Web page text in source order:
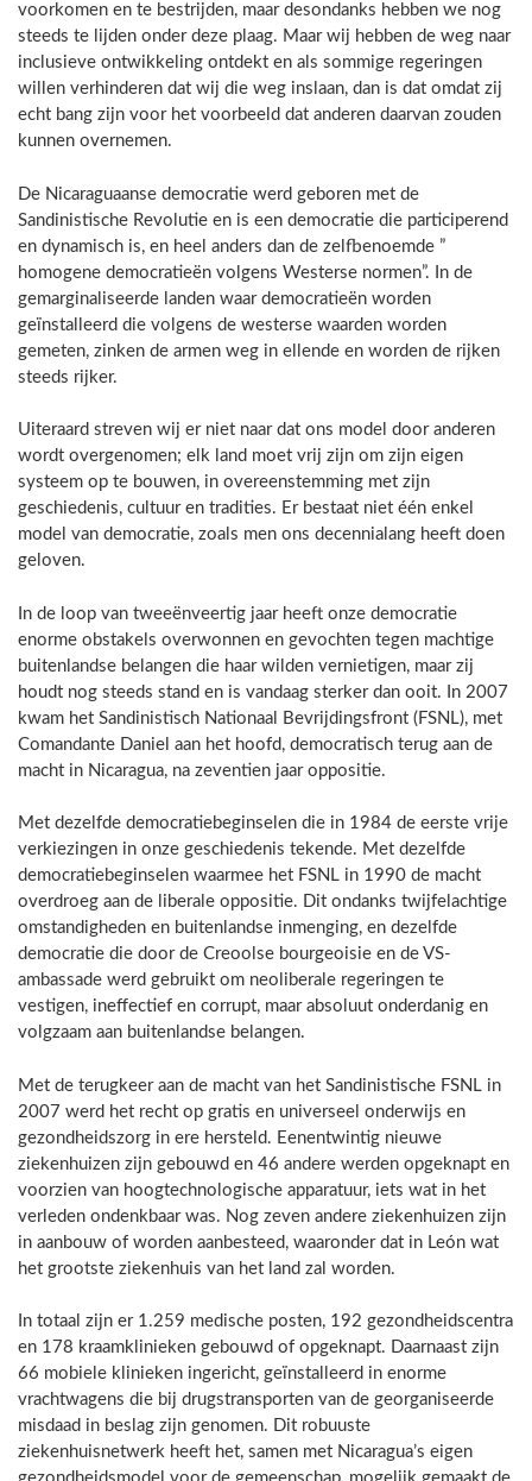
voorkomen en te bestrijden, maar desondanks hebben we nog
steeds te lijden onder deze plaag. Maar wij hebben de weg naar
inclusieve ontwikkeling ontdekt en als sommige regeringen
willen verhinderen dat wij die weg inslaan, dan is dat omdat zij
echt bang zijn voor het voorbeeld dat anderen daarvan zouden
kunnen overnemen.
De Nicaraguaanse democratie werd geboren met de
Sandinistische Revolutie en is een democratie die participerend
en dynamisch is, en heel anders dan de zelfbenoemde ”
homogene democratieën volgens Westerse normen”. In de
gemarginaliseerde landen waar democratieën worden
geïnstalleerd die volgens de westerse waarden worden
gemeten, zinken de armen weg in ellende en worden de rijken
steeds rijker.
Uiteraard streven wij er niet naar dat ons model door anderen
wordt overgenomen; elk land moet vrij zijn om zijn eigen
systeem op te bouwen, in overeenstemming met zijn
geschiedenis, cultuur en tradities. Er bestaat niet één enkel
model van democratie, zoals men ons decennialang heeft doen
geloven.
In de loop van tweeënveertig jaar heeft onze democratie
enorme obstakels overwonnen en gevochten tegen machtige
buitenlandse belangen die haar wilden vernietigen, maar zij
houdt nog steeds stand en is vandaag sterker dan ooit. In 2007
kwam het Sandinistisch Nationaal Bevrijdingsfront (FSNL), met
Comandante Daniel aan het hoofd, democratisch terug aan de
macht in Nicaragua, na zeventien jaar oppositie.
Met dezelfde democratiebeginselen die in 1984 de eerste vrije
verkiezingen in onze geschiedenis tekende. Met dezelfde
democratiebeginselen waarmee het FSNL in 1990 de macht
overdroeg aan de liberale oppositie. Dit ondanks twijfelachtige
omstandigheden en buitenlandse inmenging, en dezelfde
democratie die door de Creoolse bourgeoisie en de VS-
ambassade werd gebruikt om neoliberale regeringen te
vestigen, ineffectief en corrupt, maar absoluut onderdanig en
volgzaam aan buitenlandse belangen.
Met de terugkeer aan de macht van het Sandinistische FSNL in
2007 werd het recht op gratis en universeel onderwijs en
gezondheidszorg in ere hersteld. Eenentwintig nieuwe
ziekenhuizen zijn gebouwd en 46 andere werden opgeknapt en
voorzien van hoogtechnologische apparatuur, iets wat in het
verleden ondenkbaar was. Nog zeven andere ziekenhuizen zijn
in aanbouw of worden aanbesteed, waaronder dat in León wat
het grootste ziekenhuis van het land zal worden.
In totaal zijn er 1.259 medische posten, 192 gezondheidscentra
en 178 kraamklinieken gebouwd of opgeknapt. Daarnaast zijn
66 mobiele klinieken ingericht, geïnstalleerd in enorme
vrachtwagens die bij drugstransporten van de georganiseerde
misdaad in beslag zijn genomen. Dit robuuste
ziekenhuisnetwerk heeft het, samen met Nicaragua’s eigen